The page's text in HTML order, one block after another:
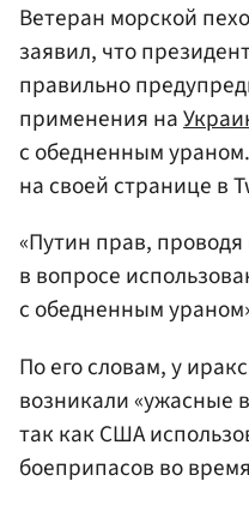
Ветеран морской
заявил, что
правильно
применения на
с обедненным
на своей странице в
«Путин прав,
в вопросе
с обедненным
По его словам, у
возникали «ужасные
так как США
боеприпасов во